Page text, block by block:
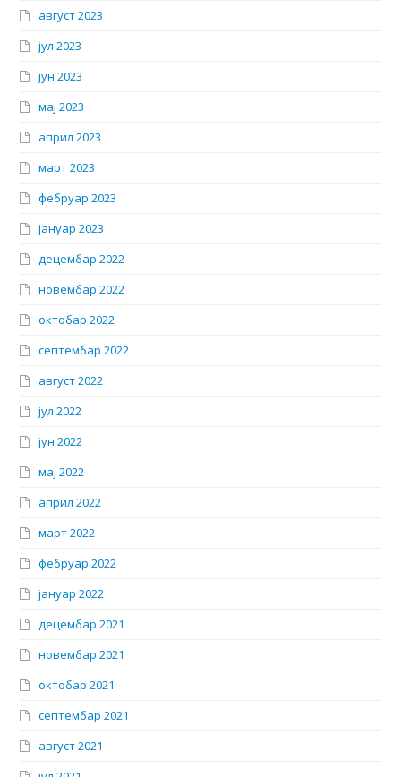
август 2023
јул 2023
јун 2023
мај 2023
април 2023
март 2023
фебруар 2023
јануар 2023
децембар 2022
новембар 2022
октобар 2022
септембар 2022
август 2022
јул 2022
јун 2022
мај 2022
април 2022
март 2022
фебруар 2022
јануар 2022
децембар 2021
новембар 2021
октобар 2021
септембар 2021
август 2021